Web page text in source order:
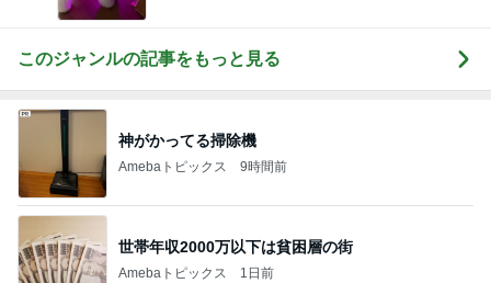
このジャンルの記事をもっと見る
神がかってる掃除機
Amebaトピックス 9時間前
世帯年収2000万以下は貧困層の街
Amebaトピックス 1日前